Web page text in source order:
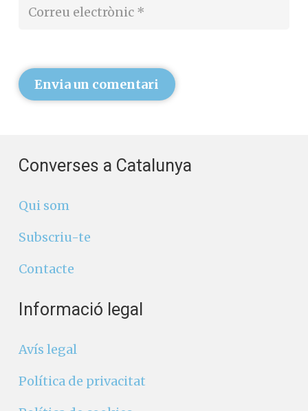
Envia un comentari
Converses a Catalunya
Qui som
Subscriu-te
Contacte
Informació legal
Avís legal
Política de privacitat